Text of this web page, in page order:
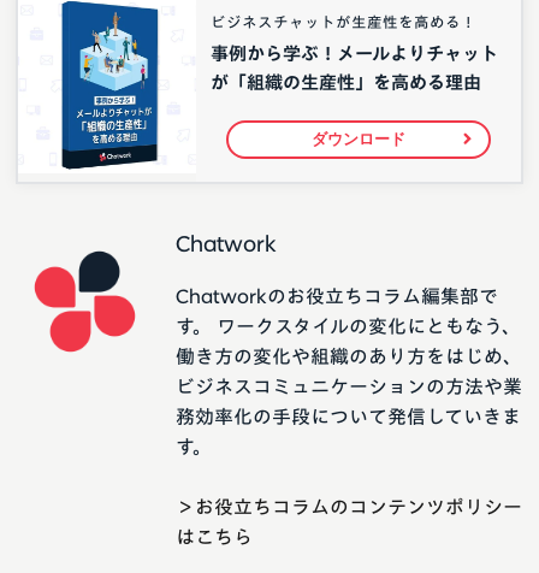
ビジネスチャットが生産性を高める！
事例から学ぶ！メールよりチャット
が「組織の生産性」を高める理由
ダウンロード
Chatwork
Chatworkのお役立ちコラム編集部で
す。 ワークスタイルの変化にともなう、
働き方の変化や組織のあり方をはじめ、
ビジネスコミュニケーションの方法や業
務効率化の手段について発信していきま
す。
＞お役立ちコラムのコンテンツポリシー
はこちら